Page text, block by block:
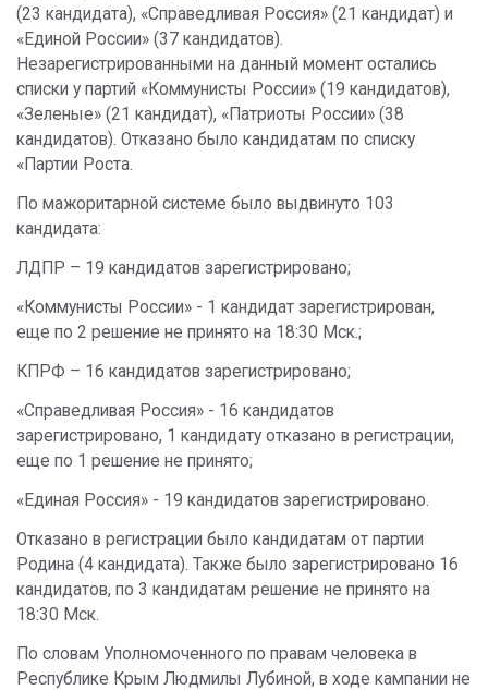
(23 кандидата), «Справедливая Россия» (21 кандидат) и
«Единой России» (37 кандидатов).
Незарегистрированными на данный момент остались
списки у партий «Коммунисты России» (19 кандидатов),
«Зеленые» (21 кандидат), «Патриоты России» (38
кандидатов). Отказано было кандидатам по списку
«Партии Роста.
По мажоритарной системе было выдвинуто 103
кандидата:
ЛДПР – 19 кандидатов зарегистрировано;
«Коммунисты России» - 1 кандидат зарегистрирован,
еще по 2 решение не принято на 18:30 Мск.;
КПРФ – 16 кандидатов зарегистрировано;
«Справедливая Россия» - 16 кандидатов
зарегистрировано, 1 кандидату отказано в регистрации,
еще по 1 решение не принято;
«Единая Россия» - 19 кандидатов зарегистрировано.
Отказано в регистрации было кандидатам от партии
Родина (4 кандидата). Также было зарегистрировано 16
кандидатов, по 3 кандидатам решение не принято на
18:30 Мск.
По словам Уполномоченного по правам человека в
Республике Крым Людмилы Лубиной, в ходе кампании не